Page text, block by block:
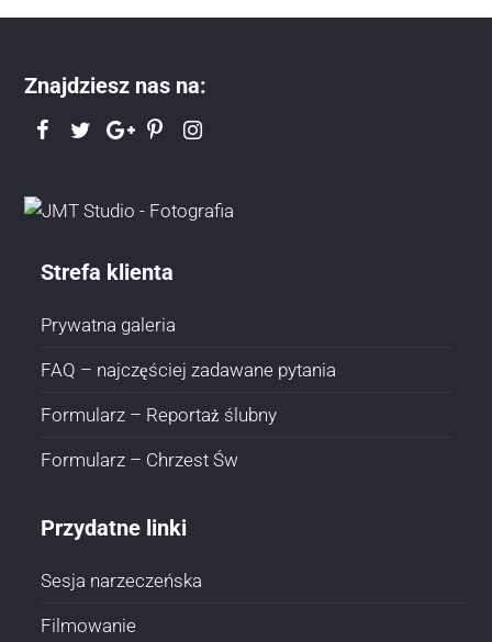
Znajdziesz nas na:
Strefa klienta
Prywatna galeria
FAQ – najczęściej zadawane pytania
Formularz – Reportaż ślubny
Formularz – Chrzest Św
Przydatne linki
Sesja narzeczeńska
Filmowanie